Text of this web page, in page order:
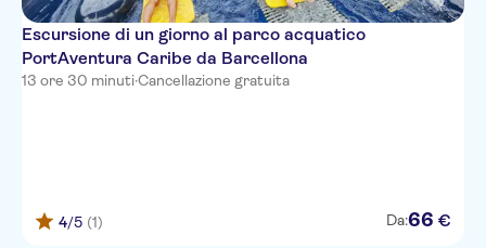
Escursione di un giorno al parco acquatico
PortAventura Caribe da Barcellona
13 ore 30 minuti·Cancellazione gratuita
4/5 (1) Da:66 €